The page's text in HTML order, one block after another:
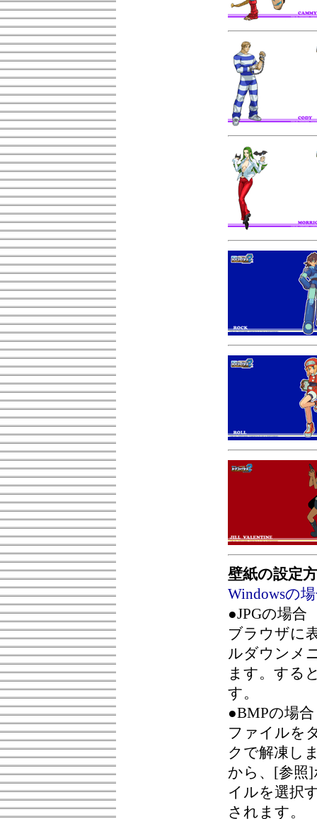
壁紙の設定
Windowsの
●JPGの場合
ブラウザに
ルダウンメ
ます。する
す。
●BMPの場合
ファイルを
クで解凍し
から、[参照
イルを選択
されます。